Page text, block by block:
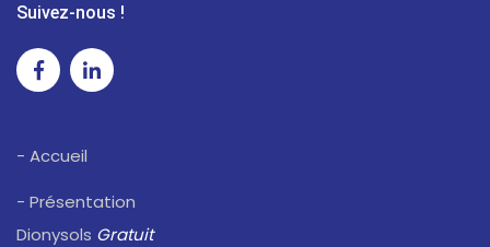
Suivez-nous !
- Accueil
- Présentation
Dionysols Gratuit